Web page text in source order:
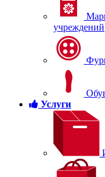
учреждений
Услуги